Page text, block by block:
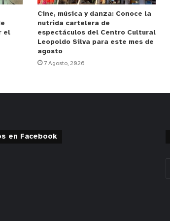
el
Cine, música y danza: Conoce la
nutrida cartelera de
espectáculos del Centro Cultural
Leopoldo Silva para este mes de
agosto
7 Agosto, 2026
en Facebook